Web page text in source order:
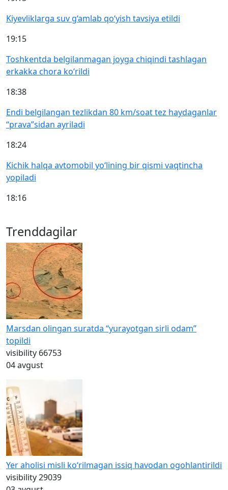
Kiyevliklarga suv g‘amlab qo‘yish tavsiya etildi
19:15
Toshkentda belgilanmagan joyga chiqindi tashlagan
erkakka chora ko‘rildi
18:38
Endi belgilangan tezlikdan 80 km/soat tez haydaganlar
“prava”sidan ayriladi
18:24
Kichik halqa avtomobil yo‘lining bir qismi vaqtincha
yopiladi
18:16
Trenddagilar
Marsdan olingan suratda “yurayotgan sirli odam”
topildi
visibility 66753
04 avgust
Yer aholisi misli ko‘rilmagan issiq havodan ogohlantirildi
visibility29039